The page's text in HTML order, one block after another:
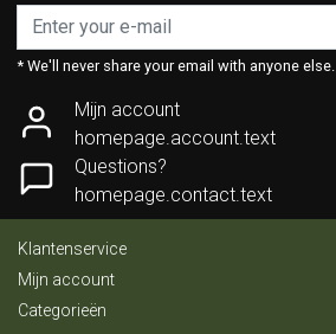
* We'll never share your email with anyone else.
Mijn account
homepage.account.text
Questions?
homepage.contact.text
Klantenservice
Mijn account
Categorieën